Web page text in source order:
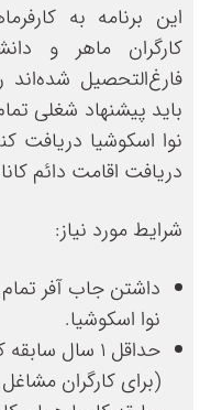
این برنامه به
کارگران ماهر و
فارغ‌التحصیل شده‌اند
باید پیشنهاد شغلی
نوا اسکوشیا دریافت
دریافت اقامت دائم
شرایط مورد نیاز:
داشتن جاب آفر
نوا اسکوشیا.
حداقل ۱ سال